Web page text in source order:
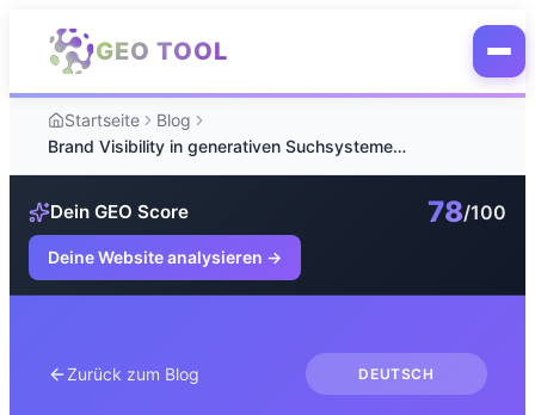
Zum Hauptinhalt springen
GEO TOOL
Startseite
Blog
Brand Visibility in generativen Suchsystemen steigern: Vergleich
Dein GEO Score 78/100
Deine Website analysieren →
Zurück zum Blog DEUTSCH